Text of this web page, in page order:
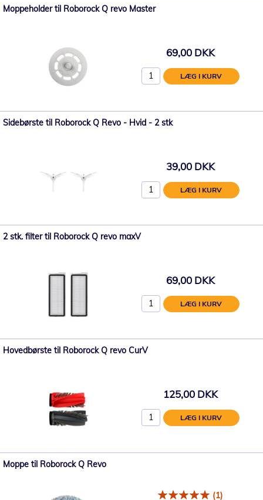
Moppeholder til Roborock Q revo Master
69,00 DKK
LÆG I KURV
Sidebørste til Roborock Q Revo - Hvid - 2 stk
39,00 DKK
LÆG I KURV
2 stk. filter til Roborock Q revo maxV
69,00 DKK
LÆG I KURV
Hovedbørste til Roborock Q revo CurV
125,00 DKK
LÆG I KURV
Moppe til Roborock Q Revo
(1)